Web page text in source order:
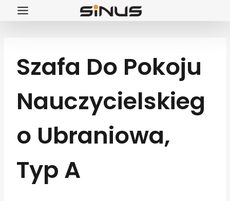
Przejdź
Szafa Do Pokoju
Nauczycielskieg
O Ubraniowa,
Typ A